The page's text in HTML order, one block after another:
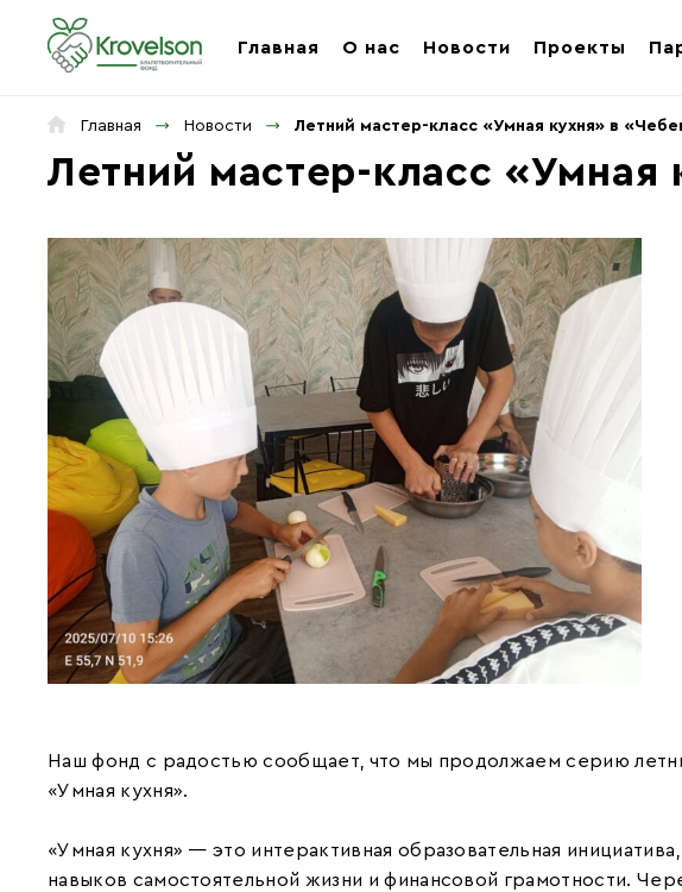
Главная О нас Новости Проекты
Главная Новости Летний мастер-класс «Умная кухня» в
Летний мастер-класс «Умная
Наш фонд с радостью сообщает, что мы продолжаем серию
«Умная кухня».
«Умная кухня» — это интерактивная образовательная
навыков самостоятельной жизни и финансовой грамотности.